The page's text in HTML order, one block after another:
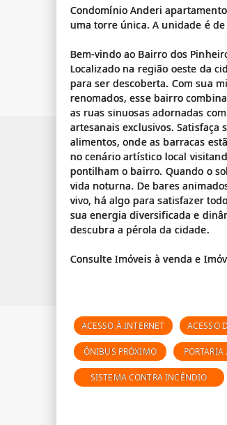
Condomínio Anderi
uma torre única. A unidade é
Bem-vindo ao Bairro dos
Localizado na região oeste da
para ser descoberta. Com sua
renomados, esse bairro
as ruas sinuosas adornadas
artesanais exclusivos.
alimentos, onde as barracas
no cenário artístico local
pontilham o bairro. Quando o
vida noturna. De bares
vivo, há algo para satisfazer
sua energia diversificada e
descubra a pérola da cidade.
ACESSO À INTERNET ACESSO
ÔNIBUS PRÓXIMO PORTARIA
SISTEMA CONTRA INCÊNDIO